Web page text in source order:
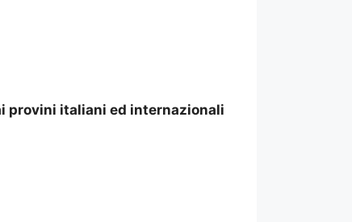
provini italiani ed internazionali